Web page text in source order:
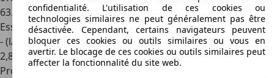
63.500 km
Essence
- (l/100 km)
2,8
Professionnel
confidentialité. L'utilisation de ces cookies ou
technologies similaires ne peut généralement pas être
désactivée. Cependant, certains navigateurs peuvent
bloquer ces cookies ou outils similaires ou vous en
avertir. Le blocage de ces cookies ou outils similaires peut
affecter la fonctionnalité du site web.